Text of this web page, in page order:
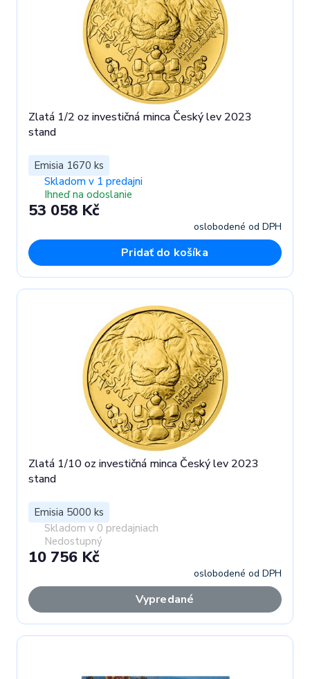
Zlatá 1/2 oz investičná minca Český lev 2023
stand
Emisia 1670 ks
Skladom v 1 predajni
Ihneď na odoslanie
53 058 Kč
oslobodené od DPH
Pridať do košíka
Zlatá 1/10 oz investičná minca Český lev 2023
stand
Emisia 5000 ks
Skladom v 0 predajniach
Nedostupný
10 756 Kč
oslobodené od DPH
Vypredané